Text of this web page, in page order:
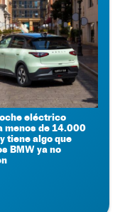
eléctrico
menos de 14.000
tiene algo que
BMW ya no